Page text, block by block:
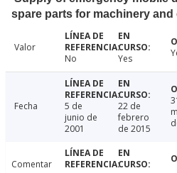
spare parts for machinery and
Valor
No
Yes
Fecha
5 de
junio de
2001
22 de
febrero
de 2015
Comentar